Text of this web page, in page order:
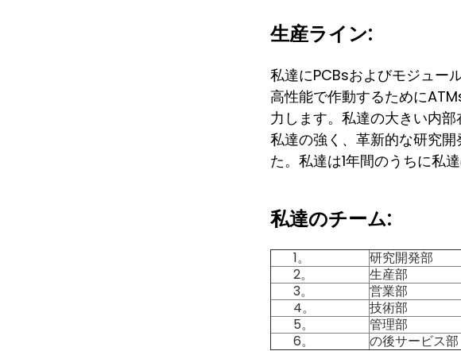
生産ライン:
私達にPCBsおよびモジュー
高性能で作動するために
力します。私達の大きい内
私達の強く、革新的な研究
た。私達は1年間のうちに私
私達のチーム:
1。
研究開発部
2。
生産部
3。
営業部
4。
技術部
5。
管理部
6。
の後サービス部